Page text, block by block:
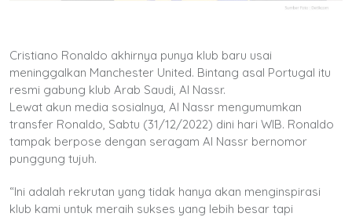
Cristiano Ronaldo akhirnya punya klub baru usai
meninggalkan Manchester United. Bintang asal Portugal itu
resmi gabung klub Arab Saudi, Al Nassr.
Lewat akun media sosialnya, Al Nassr mengumumkan
transfer Ronaldo, Sabtu (31/12/2022) dini hari WIB. Ronaldo
tampak berpose dengan seragam Al Nassr bernomor
punggung tujuh.
“Ini adalah rekrutan yang tidak hanya akan menginspirasi
klub kami untuk meraih sukses yang lebih besar tapi